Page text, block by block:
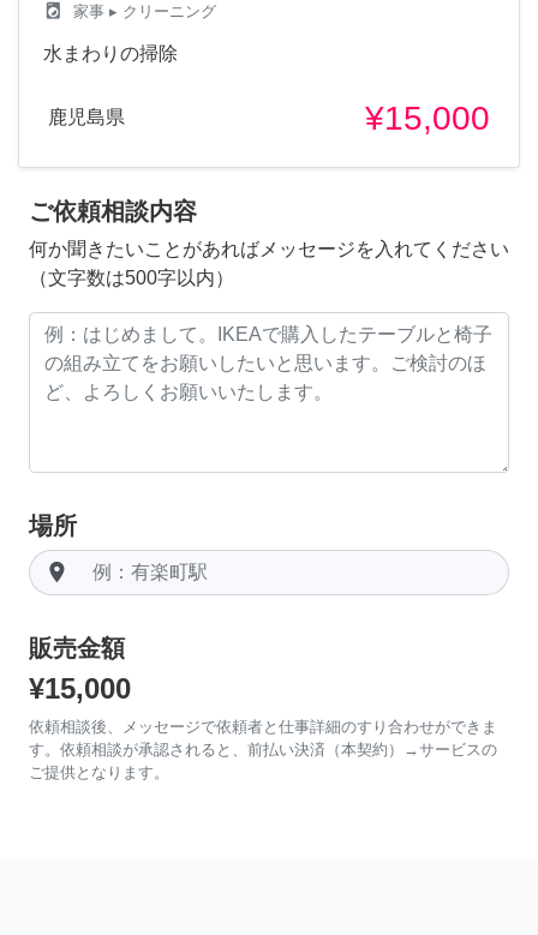
local_laundry_service 家事 ▸ クリーニング
水まわりの掃除
鹿児島県 ¥15,000
ご依頼相談内容
何か聞きたいことがあればメッセージを入れてください
（文字数は500字以内）
場所
room
販売金額
¥15,000
依頼相談後、メッセージで依頼者と仕事詳細のすり合わせができま
す。依頼相談が承認されると、前払い決済（本契約）→サービスの
ご提供となります。